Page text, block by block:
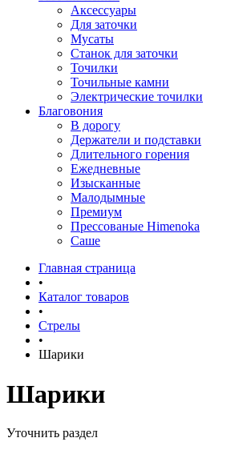
Аксессуары
Для заточки
Мусаты
Станок для заточки
Точилки
Точильные камни
Электрические точилки
Благовония
В дорогу
Держатели и подставки
Длительного горения
Ежедневные
Изысканные
Малодымные
Премиум
Прессованые Himenoka
Саше
Главная страница
•
Каталог товаров
•
Стрелы
•
Шарики
Шарики
Уточнить раздел